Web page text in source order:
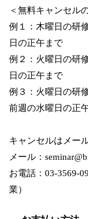
＜無料キャンセル
例１：木曜日の研
日の正午まで
例２：火曜日の研
日の正午まで
例３：火曜日の研
前週の水曜日の正
キャンセルはメー
メール：
お電話：03-3569-
業）